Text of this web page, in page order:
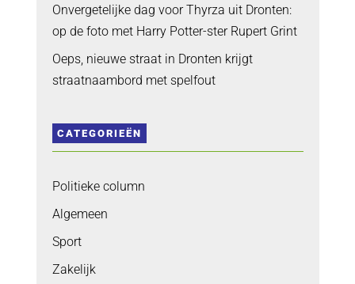
Onvergetelijke dag voor Thyrza uit Dronten:
op de foto met Harry Potter-ster Rupert Grint
Oeps, nieuwe straat in Dronten krijgt
straatnaambord met spelfout
CATEGORIEËN
Politieke column
Algemeen
Sport
Zakelijk